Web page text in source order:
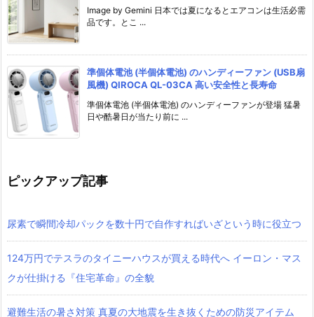
Image by Gemini 日本では夏になるとエアコンは生活必需
品です。とこ ...
準個体電池 (半個体電池) のハンディーファン (USB扇
風機) QIROCA QL-03CA 高い安全性と長寿命
準個体電池 (半個体電池) のハンディーファンが登場 猛暑
日や酷暑日が当たり前に ...
ピックアップ記事
尿素で瞬間冷却パックを数十円で自作すればいざという時に役立つ
124万円でテスラのタイニーハウスが買える時代へ イーロン・マス
クが仕掛ける『住宅革命』の全貌
避難生活の暑さ対策 真夏の大地震を生き抜くための防災アイテム